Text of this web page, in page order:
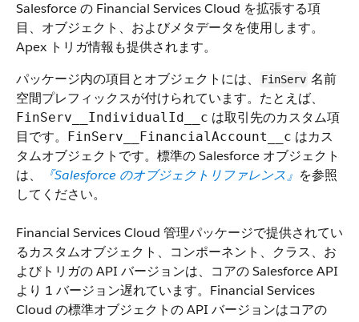
Salesforce の Financial Services Cloud を拡張する項
目、オブジェクト、およびメタデータを使用します。
Apex トリガ情報も提供されます。
パッケージ内の項目とオブジェクトには、
FinServ 名前
空間プレフィックスが付けられています。たとえば、
FinServ__IndividualId__c は取引先のカスタム項
目です。
FinServ__FinancialAccount__c はカス
タムオブジェクトです。標準の Salesforce オブジェクト
は、
『Salesforce のオブジェクトリファレンス』 を参照
してください。
Financial Services Cloud 管理パッケージで提供されてい
るカスタムオブジェクト、コンポーネント、クラス、お
よびトリガの API バージョンは、コアの Salesforce API
より 1 バージョン遅れています。Financial Services
Cloud の標準オブジェクトの API バージョンはコアの